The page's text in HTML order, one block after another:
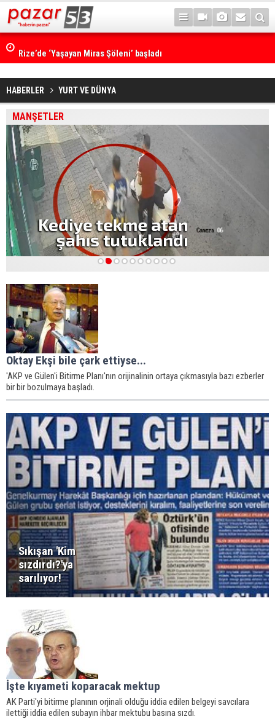
Rize’de ‘Yaşayan Miras Şöleni’ başladı
HABERLER YURT VE DÜNYA
MANŞETLER
Oktay Ekşi bile çark ettiyse...
'AKP ve Gülen'i Bitirme Planı'nın orijinalinin ortaya çıkmasıyla bazı ezberler
bir bir bozulmaya başladı.
Sıkışan 'Kim
sızdırdı?'ya
sarılıyor!
İşte kıyameti koparacak mektup
AK Parti'yi bitirme planının orjinali olduğu iddia edilen belgeyi savcılara
ilettiği iddia edilen subayın ihbar mektubu basına sızdı.